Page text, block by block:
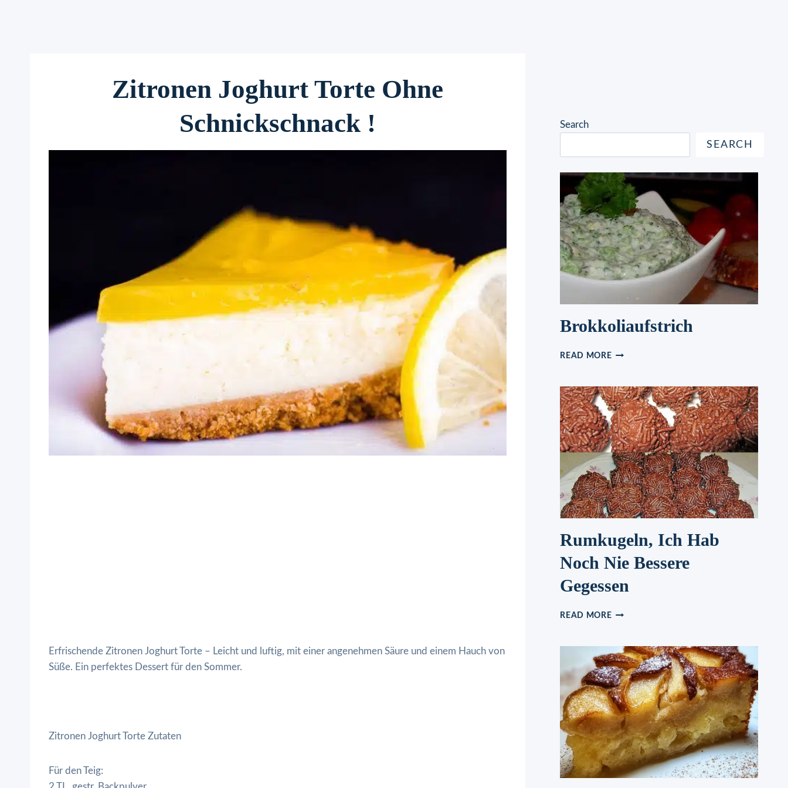
Zitronen Joghurt Torte Ohne
Schnickschnack !
Erfrischende Zitronen Joghurt Torte – Leicht und luftig, mit einer angenehmen Säure und einem Hauch von
Süße. Ein perfektes Dessert für den Sommer.
Zitronen Joghurt Torte Zutaten
Für den Teig:
Search
SEARCH
Brokkoliaufstrich
READ MOREBROKKOLIAUFSTRICH
Rumkugeln, Ich Hab
Noch Nie Bessere
Gegessen
READ MORERUMKUGELN,
NOCH
NIE
BESSERE
GEGESSEN